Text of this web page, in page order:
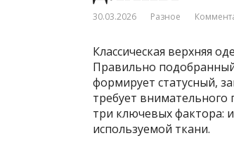
30.03.2026 Разное
Классическая верхняя
Правильно
формирует статусный,
требует
три ключевых фактора:
используемой ткани.